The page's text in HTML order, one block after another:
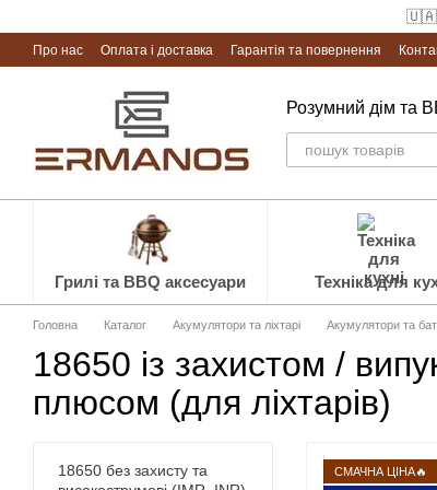
🇺🇦
Про нас Оплата і доставка Гарантія та повернення
Розумний дім та
Грилі та BBQ аксесуари Техніка для
Головна Каталог Акумулятори та ліхтарі Акумулятори та
18650 із захистом /
плюсом (для ліхтарів)
СМАЧНА ЦІНА🔥
18650 без захисту та